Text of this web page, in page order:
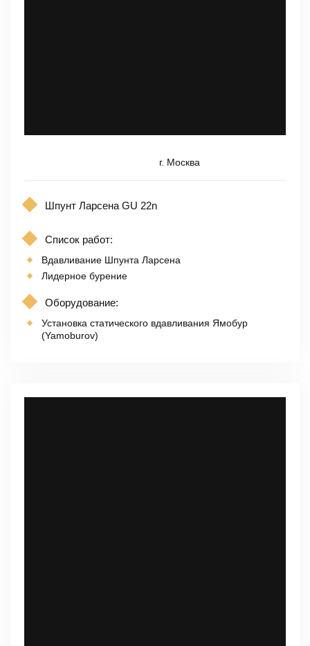
г. Москва
Шпунт Ларсена GU 22n
Список работ:
Вдавливание Шпунта Ларсена
Лидерное бурение
Оборудование:
Установка статического вдавливания Ямобур
(Yamoburov)